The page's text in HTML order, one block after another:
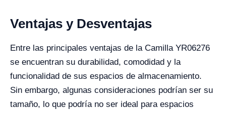
Ventajas y Desventajas
Entre las principales ventajas de la Camilla YR06276
se encuentran su durabilidad, comodidad y la
funcionalidad de sus espacios de almacenamiento.
Sin embargo, algunas consideraciones podrían ser su
tamaño, lo que podría no ser ideal para espacios